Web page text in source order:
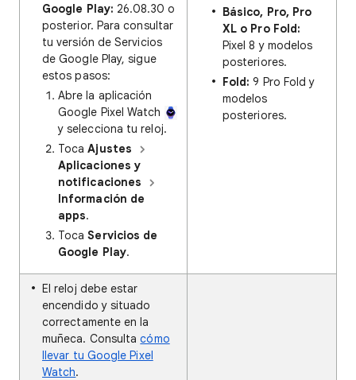
Google Play: 26.08.30 o
posterior. Para consultar
tu versión de Servicios
de Google Play, sigue
estos pasos:
Abre la aplicación
Google Pixel Watch
y selecciona tu reloj.
TocaAjustes
Aplicaciones y
notificaciones
Información de
apps.
TocaServicios de
Google Play.
Básico, Pro, Pro
XL o Pro Fold:
Pixel 8 y modelos
posteriores.
Fold: 9 Pro Fold y
modelos
posteriores.
El reloj debe estar
encendido y situado
correctamente en la
muñeca. Consultacómo
llevar tu Google Pixel
Watch.